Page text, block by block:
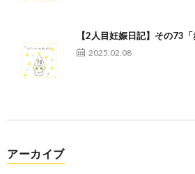
【2人目妊娠日記】その73
2025.02.08
アーカイブ